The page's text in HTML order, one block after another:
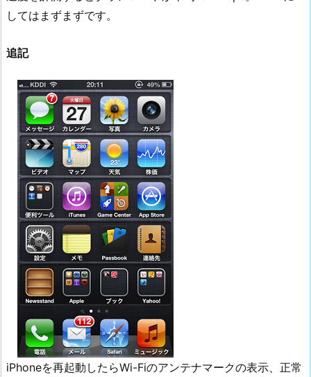
してはまずまずです。
追記
iPhoneを再起動したらWi-Fiのアンテナマークの表示、正常